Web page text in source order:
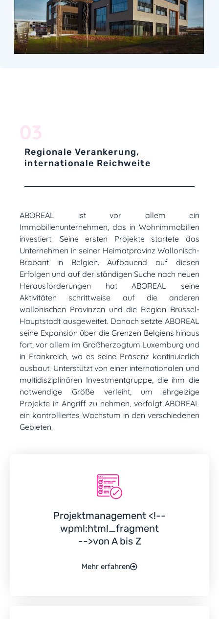
03
Regionale Verankerung,
internationale Reichweite
ABOREAL ist vor allem ein
Immobilienunternehmen, das in Wohnimmobilien
investiert. Seine ersten Projekte startete das
Unternehmen in seiner Heimatprovinz Wallonisch-
Brabant in Belgien. Aufbauend auf diesen
Erfolgen und auf der ständigen Suche nach neuen
Herausforderungen hat ABOREAL seine
Aktivitäten schrittweise auf die anderen
wallonischen Provinzen und die Region Brüssel-
Hauptstadt ausgeweitet. Danach setzte ABOREAL
seine Expansion über die Grenzen Belgiens hinaus
fort, vor allem im Großherzogtum Luxemburg und
in Frankreich, wo es seine Präsenz kontinuierlich
ausbaut. Unterstützt von einer internationalen und
multidisziplinären Investmentgruppe, die ihm die
notwendige Größe verleiht, um ehrgeizige
Projekte in Angriff zu nehmen, verfolgt ABOREAL
ein kontrolliertes Wachstum in den verschiedenen
Gebieten.
Projektmanagement <!--
wpml:html_fragment
-->von A bis Z
Mehr erfahren